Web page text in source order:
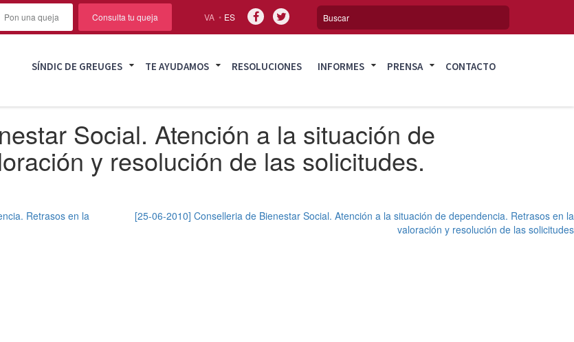
VA ES
Pon una queja Consulta tu queja
SÍNDIC DE GREUGES TE AYUDAMOS RESOLUCIONES INFORMES PRENSA CONTACTO
Social. Atención a la situación de
y resolución de las solicitudes.
Retrasos en la
[25-06-2010] Conselleria de Bienestar Social. Atención a la situación de dependencia. Retrasos en la
valoración y resolución de las solicitudes